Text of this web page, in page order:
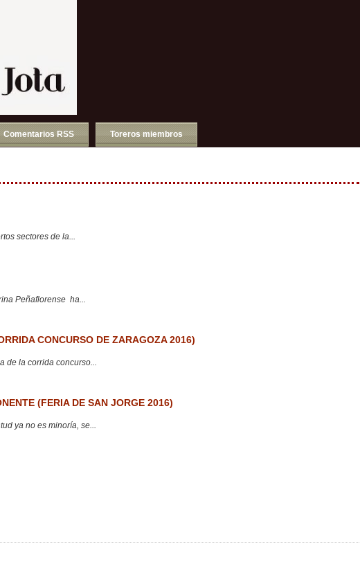
Comentarios RSS Toreros miembros
sectores de la...
Peñaflorense ha...
CONCURSO DE ZARAGOZA 2016)
de la corrida concurso...
(FERIA DE SAN JORGE 2016)
ya no es minoría, se...